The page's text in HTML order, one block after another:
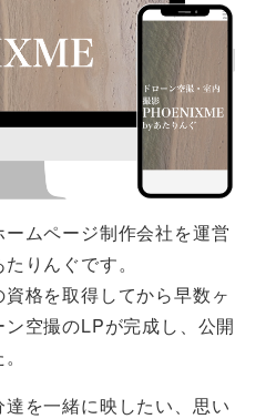
ムページ制作会社を運営
りんぐです。
格を取得してから早数ヶ
空撮のLPが完成し、公開
を一緒に映したい、思い